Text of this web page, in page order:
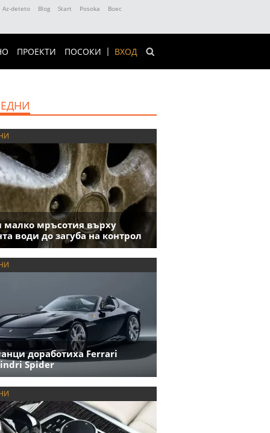
Az-deteto Blog Start Posoka
Boec
ВХОД
ПРОЕКТИ ПОСОКИ
малко мръсотия върху
води до загуба на контрол
доработиха Ferrari
Spider